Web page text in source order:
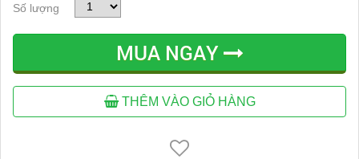
Số lượng
MUA NGAY
THÊM VÀO GIỎ HÀNG